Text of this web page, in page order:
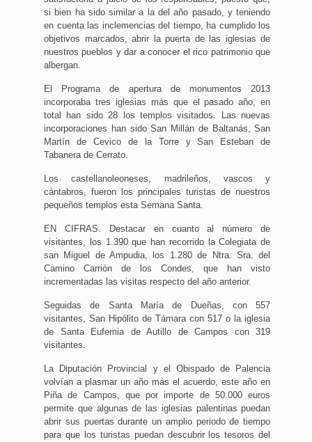
si bien ha sido similar a la del año pasado, y teniendo
en cuenta las inclemencias del tiempo, ha cumplido los
objetivos marcados, abrir la puerta de las iglesias de
nuestros pueblos y dar a conocer el rico patrimonio que
albergan.
El Programa de apertura de monumentos 2013
incorporaba tres iglesias más que el pasado año, en
total han sido 28 los templos visitados. Las nuevas
incorporaciones han sido San Millán de Baltanás, San
Martín de Cevico de la Torre y San Esteban de
Tabanera de Cerrato.
Los castellanoleoneses, madrileños, vascos y
cántabros, fueron los principales turistas de nuestros
pequeños templos esta Semana Santa.
EN CIFRAS. Destacar en cuanto al número de
visitantes, los 1.390 que han recorrido la Colegiata de
san Miguel de Ampudia, los 1.280 de Ntra. Sra. del
Camino Carrión de los Condes, que han visto
incrementadas las visitas respecto del año anterior.
Seguidas de Santa María de Dueñas, con 557
visitantes, San Hipólito de Támara con 517 o la iglesia
de Santa Eufemia de Autillo de Campos con 319
visitantes.
La Diputación Provincial y el Obispado de Palencia
volvían a plasmar un año más el acuerdo, este año en
Piña de Campos, que por importe de 50.000 euros
permite que algunas de las iglesias palentinas puedan
abrir sus puertas durante un amplio periodo de tiempo
para que los turistas puedan descubrir los tesoros del